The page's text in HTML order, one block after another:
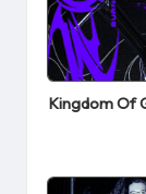
Posted
in
Kingdom Of